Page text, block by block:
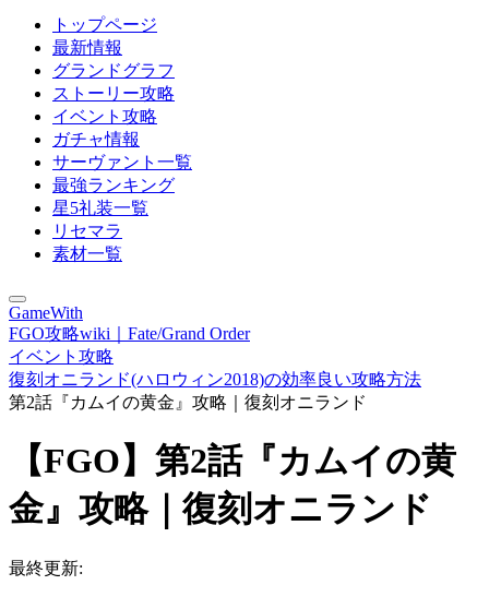
トップページ
最新情報
グランドグラフ
ストーリー攻略
イベント攻略
ガチャ情報
サーヴァント一覧
最強ランキング
星5礼装一覧
リセマラ
素材一覧
GameWith
FGO攻略wiki｜Fate/Grand Order
イベント攻略
復刻オニランド(ハロウィン2018)の効率良い攻略方法
第2話『カムイの黄金』攻略｜復刻オニランド
【FGO】第2話『カムイの黄
金』攻略｜復刻オニランド
最終更新: